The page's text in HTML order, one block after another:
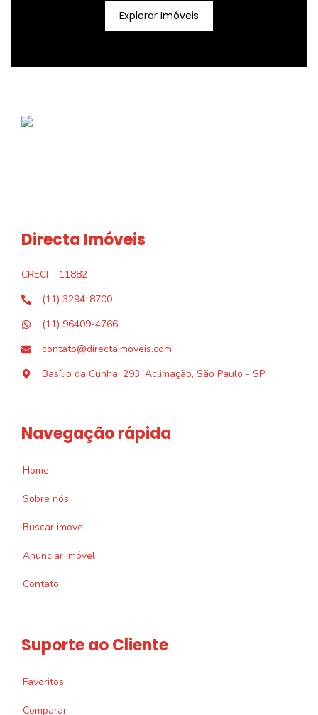
Explorar Imóveis
Directa Imóveis
CRECI
11882
(11) 3294-8700
(11) 96409-4766
contato@directaimoveis.com
Basílio da Cunha, 293, Aclimação, São Paulo - SP
Navegação rápida
Home
Sobre nós
Buscar imóvel
Anunciar imóvel
Contato
Suporte ao Cliente
Favoritos
Comparar